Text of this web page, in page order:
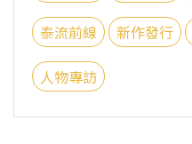
泰流前線 新作發行
人物專訪